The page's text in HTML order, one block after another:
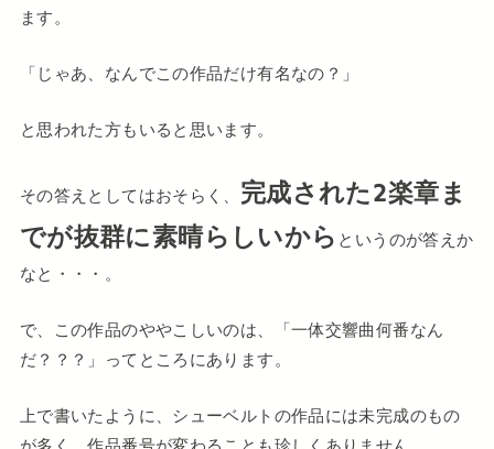
ます。
「じゃあ、なんでこの作品だけ有名なの？」
と思われた方もいると思います。
その答えとしてはおそらく、 完成された2楽章ま
でが抜群に素晴らしいから というのが答えか
なと・・・。
で、この作品のややこしいのは、「一体交響曲何番なん
だ？？？」ってところにあります。
上で書いたように、シューベルトの作品には未完成のもの